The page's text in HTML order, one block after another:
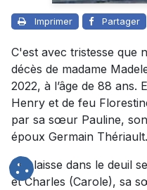
Imprimer Partager
C'est avec tristesse que
décès de madame
2022, à l’âge de 88 ans.
Henry et de feu
par sa sœur Pauline,
époux Germain Thériault.
Elle laisse dans le deuil
et Charles (Carole), sa